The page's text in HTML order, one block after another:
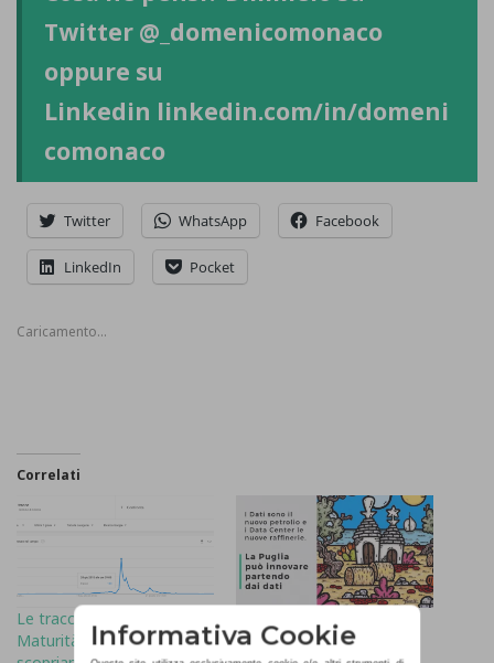
Twitter @_domenicomonaco
oppure su
Linkedin linkedin.com/in/domeni
comonaco
Twitter WhatsApp Facebook
LinkedIn Pocket
Caricamento...
Correlati
Le tracce preferite della
Maturità 2018:
I dati sono il nuovo
petrolio, la Puglia può
Informativa Cookie